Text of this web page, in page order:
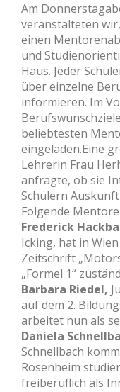
Am
veranstalteten
einen
und
Haus. Jeder
über einzelne
informieren. Im
beliebtesten
eingeladen.Eine
Lehrerin Frau
anfragte, ob sie
Schülern
Folgende
Frederick
Icking, hat in
Zeitschrift
„Formel 1“
Barbara Riedel,
auf dem 2.
arbeitet nun als
Daniela
Schnellbach
Rosenheim
freiberuflich als